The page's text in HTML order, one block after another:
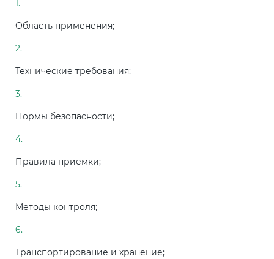
Область применения;
Технические требования;
Нормы безопасности;
Правила приемки;
Методы контроля;
Транспортирование и хранение;